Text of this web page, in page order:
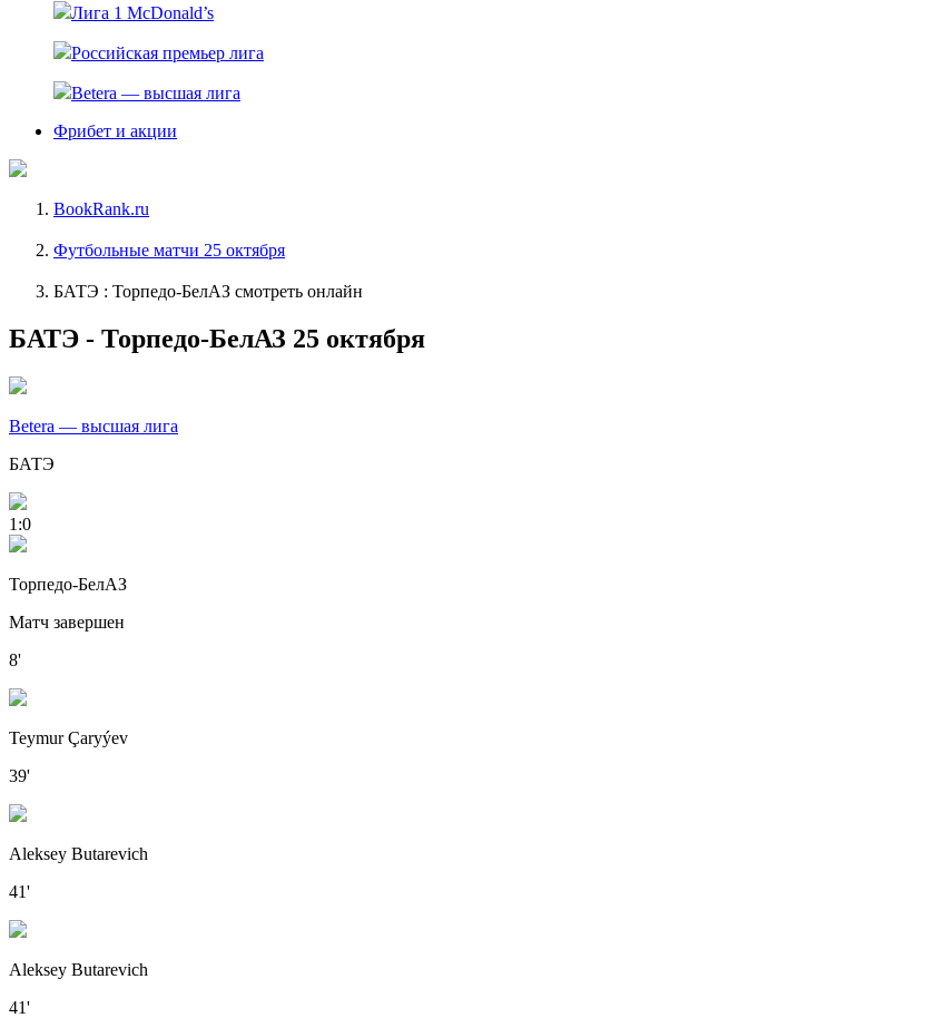
Лига 1 McDonald’s
Российская премьер лига
Betera — высшая лига
Фрибет и акции
BookRank.ru
Футбольные матчи 25 октября
БАТЭ : Торпедо-БелАЗ смотреть онлайн
БАТЭ - Торпедо-БелАЗ 25 октября
Betera — высшая лига
БАТЭ
1:0
Торпедо-БелАЗ
Матч завершен
8'
Teymur Çaryýev
39'
Aleksey Butarevich
41'
Aleksey Butarevich
41'